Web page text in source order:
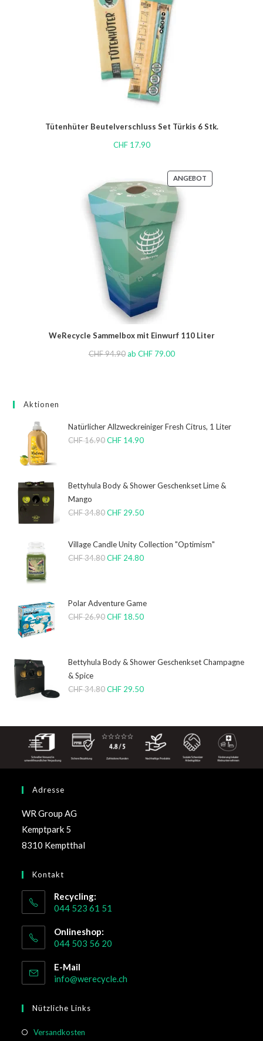
Tütenhüter Beutelverschluss Set Türkis 6 Stk.
CHF17.90
ANGEBOT
WeRecycle Sammelbox mit Einwurf 110 Liter
CHF94.90 ab CHF79.00
Aktionen
Natürlicher Allzweckreiniger Fresh Citrus, 1 Liter
CHF16.90 CHF 14.90
Bettyhula Body & Shower Geschenkset Lime &
Mango
CHF34.80 CHF 29.50
Village Candle Unity Collection "Optimism"
CHF34.80 CHF 24.80
Polar Adventure Game
CHF26.90 CHF 18.50
Bettyhula Body & Shower Geschenkset Champagne
& Spice
CHF34.80 CHF 29.50
Adresse
WR Group AG
Kemptpark 5
8310 Kemptthal
Kontakt
Recycling:
044 523 61 51
Onlineshop:
044 503 56 20
E-Mail
info@werecycle.ch
Nützliche Links
Versandkosten